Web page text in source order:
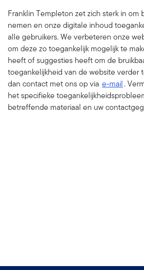
Franklin Templeton zet zich sterk in om
nemen en onze digitale inhoud
alle gebruikers. We verbeteren onze
om deze zo toegankelijk mogelijk te
heeft of suggesties heeft om de
toegankelijkheid van de website verder
dan contact met ons op via e-mail.
het specifieke
betreffende materiaal en uw